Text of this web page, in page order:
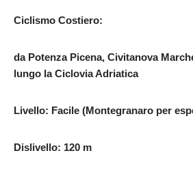
Ciclismo Costiero:
da Potenza Picena, Civitanova
lungo laCiclovia Adriatica
Livello: Facile (Montegranaro per
Dislivello: 120 m